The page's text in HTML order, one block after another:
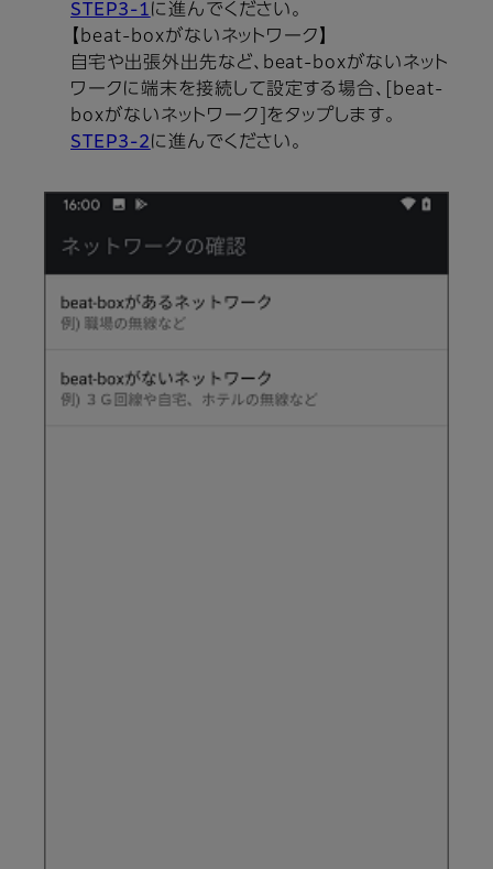
STEP3-1に進んでください。
【beat-boxがないネットワーク】
自宅や出張外出先など、beat-boxがないネット
ワークに端末を接続して設定する場合、[beat-
boxがないネットワーク]をタップします。
STEP3-2に進んでください。